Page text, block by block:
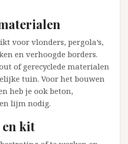
voor vlonders, pergola’s,
en verhoogde borders.
of gerecyclede materialen
tuin. Voor het bouwen
heb je ook beton,
lijm nodig.
en kit